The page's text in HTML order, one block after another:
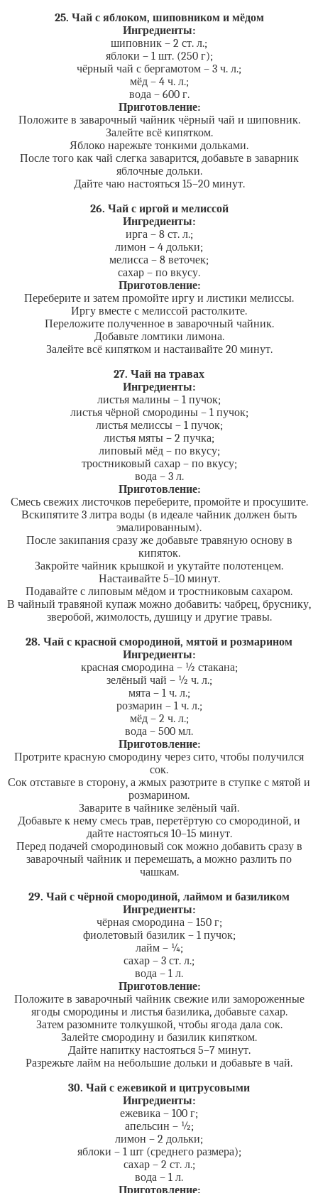
25. Чай с яблоком, шиповником и мёдом
Ингредиенты:
шиповник – 2 ст. л.;
яблоки – 1 шт. (250 г);
чёрный чай с бергамотом – 3 ч. л.;
мёд – 4 ч. л.;
вода – 600 г.
Приготовление:
Положите в заварочный чайник чёрный чай и шиповник.
Залейте всё кипятком.
Яблоко нарежьте тонкими дольками.
После того как чай слегка заварится, добавьте в заварник
яблочные дольки.
Дайте чаю настояться 15–20 минут.
26. Чай с иргой и мелиссой
Ингредиенты:
ирга – 8 ст. л.;
лимон – 4 дольки;
мелисса – 8 веточек;
сахар – по вкусу.
Приготовление:
Переберите и затем промойте иргу и листики мелиссы.
Иргу вместе с мелиссой растолките.
Переложите полученное в заварочный чайник.
Добавьте ломтики лимона.
Залейте всё кипятком и настаивайте 20 минут.
27. Чай на травах
Ингредиенты:
листья малины – 1 пучок;
листья чёрной смородины – 1 пучок;
листья мелиссы – 1 пучок;
листья мяты – 2 пучка;
липовый мёд – по вкусу;
тростниковый сахар – по вкусу;
вода – 3 л.
Приготовление:
Смесь свежих листочков переберите, промойте и просушите.
Вскипятите 3 литра воды (в идеале чайник должен быть
эмалированным).
После закипания сразу же добавьте травяную основу в
кипяток.
Закройте чайник крышкой и укутайте полотенцем.
Настаивайте 5–10 минут.
Подавайте с липовым мёдом и тростниковым сахаром.
В чайный травяной купаж можно добавить: чабрец, бруснику,
зверобой, жимолость, душицу и другие травы.
28. Чай с красной смородиной, мятой и розмарином
Ингредиенты:
красная смородина – ½ стакана;
зелёный чай – ½ ч. л.;
мята – 1 ч. л.;
розмарин – 1 ч. л.;
мёд – 2 ч. л.;
вода – 500 мл.
Приготовление:
Протрите красную смородину через сито, чтобы получился
сок.
Сок отставьте в сторону, а жмых разотрите в ступке с мятой и
розмарином.
Заварите в чайнике зелёный чай.
Добавьте к нему смесь трав, перетёртую со смородиной, и
дайте настояться 10–15 минут.
Перед подачей смородиновый сок можно добавить сразу в
заварочный чайник и перемешать, а можно разлить по
чашкам.
29. Чай с чёрной смородиной, лаймом и базиликом
Ингредиенты:
чёрная смородина – 150 г;
фиолетовый базилик – 1 пучок;
лайм – ¼;
сахар – 3 ст. л.;
вода – 1 л.
Приготовление:
Положите в заварочный чайник свежие или замороженные
ягоды смородины и листья базилика, добавьте сахар.
Затем разомните толкушкой, чтобы ягода дала сок.
Залейте смородину и базилик кипятком.
Дайте напитку настояться 5–7 минут.
Разрежьте лайм на небольшие дольки и добавьте в чай.
30. Чай с ежевикой и цитрусовыми
Ингредиенты:
ежевика – 100 г;
апельсин – ½;
лимон – 2 дольки;
яблоки – 1 шт (среднего размера);
сахар – 2 ст. л.;
вода – 1 л.
Приготовление: